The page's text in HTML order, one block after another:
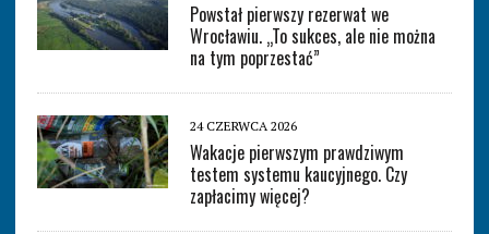
Powstał pierwszy rezerwat we
Wrocławiu. „To sukces, ale nie można
na tym poprzestać”
24 CZERWCA 2026
Wakacje pierwszym prawdziwym
testem systemu kaucyjnego. Czy
zapłacimy więcej?